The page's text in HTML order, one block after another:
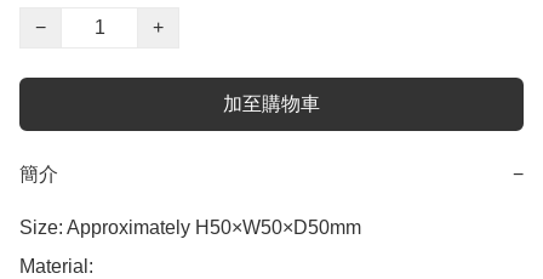
−
+
加至購物車
簡介 −
Size: Approximately H50×W50×D50mm
Material: